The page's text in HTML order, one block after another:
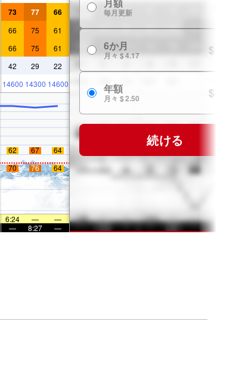
73 77 66
66 75
61
66 75
61
42 29
22
14600 14300 14600
62 67
64
70 76 64
6:24 —
—
— 8:27 —
毎月更新
6か月
月々 $ 4.17 $ 24.99
年額
月々 $ 2.50 $ 29.99
続ける